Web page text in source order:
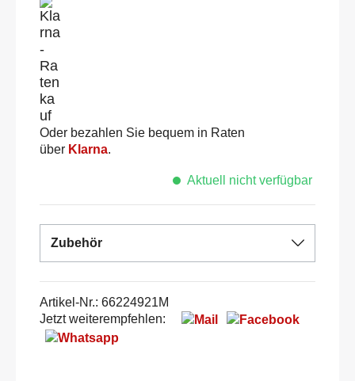
Oder bezahlen Sie bequem in Raten
über Klarna.
Aktuell nicht verfügbar
Zubehör
Artikel-Nr.: 66224921M
Jetzt weiterempfehlen: